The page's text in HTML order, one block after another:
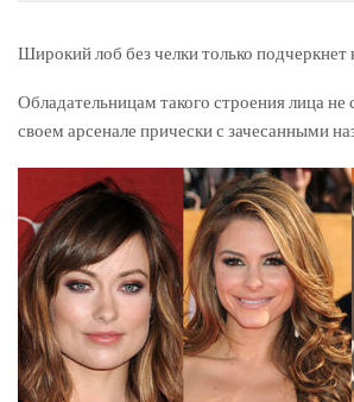
Широкий лоб без челки только подчеркнет
Обладательницам такого строения лица не
своем арсенале прически с зачесанными